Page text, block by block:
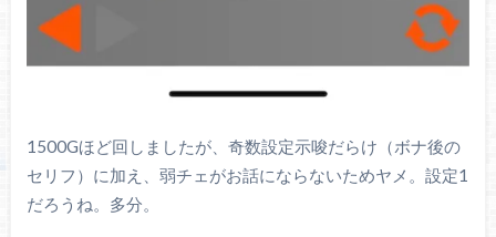
1500Gほど回しましたが、奇数設定示唆だらけ（ボナ後の
セリフ）に加え、弱チェがお話にならないためヤメ。設定1
だろうね。多分。